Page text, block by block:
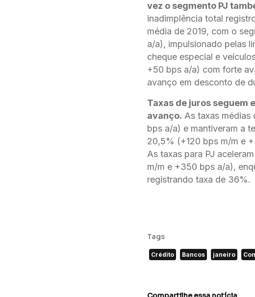
vez o segmento PJ
inadimplência total
média de 2019, com o
a/a), impulsionado pelas
cheque especial e
+50 bps a/a) com forte
avanço em desconto de
Taxas de juros seguem
avanço. As taxas médias
bps a/a) e mantiveram a
20,5% (+120 bps m/m e
As taxas para PJ
m/m e +350 bps a/a),
registrando taxa de 36%.
Tags
Crédito Bancos janeiro